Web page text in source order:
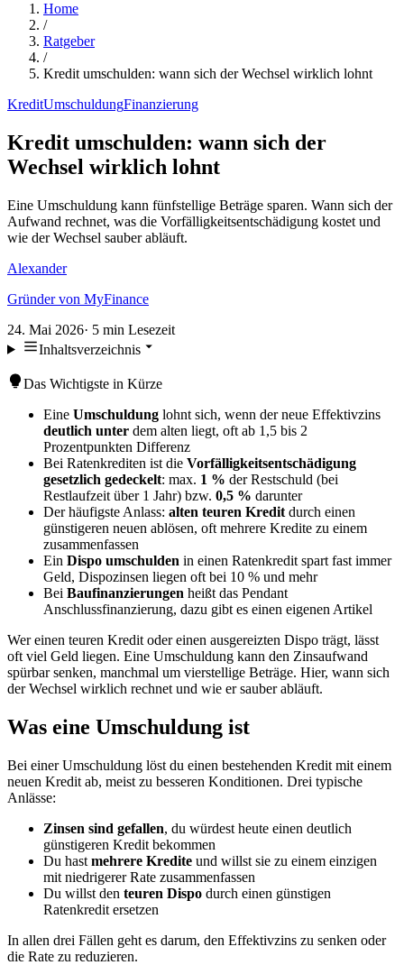
Home
/
Ratgeber
/
Kredit umschulden: wann sich der Wechsel wirklich lohnt
KreditUmschuldungFinanzierung
Kredit umschulden: wann sich der
Wechsel wirklich lohnt
Eine Umschuldung kann fünfstellige Beträge sparen. Wann sich der
Aufwand rechnet, was die Vorfälligkeitsentschädigung kostet und
wie der Wechsel sauber abläuft.
Alexander
Gründer von MyFinance
24. Mai 2026· 5 min Lesezeit
Inhaltsverzeichnis
Das Wichtigste in Kürze
Eine Umschuldung lohnt sich, wenn der neue Effektivzins
deutlich unter dem alten liegt, oft ab 1,5 bis 2
Prozentpunkten Differenz
Bei Ratenkrediten ist die Vorfälligkeitsentschädigung
gesetzlich gedeckelt: max. 1 % der Restschuld (bei
Restlaufzeit über 1 Jahr) bzw. 0,5 % darunter
Der häufigste Anlass: alten teuren Kredit durch einen
günstigeren neuen ablösen, oft mehrere Kredite zu einem
zusammenfassen
Ein Dispo umschulden in einen Ratenkredit spart fast immer
Geld, Dispozinsen liegen oft bei 10 % und mehr
Bei Baufinanzierungen heißt das Pendant
Anschlussfinanzierung, dazu gibt es einen eigenen Artikel
Wer einen teuren Kredit oder einen ausgereizten Dispo trägt, lässt
oft viel Geld liegen. Eine Umschuldung kann den Zinsaufwand
spürbar senken, manchmal um vierstellige Beträge. Hier, wann sich
der Wechsel wirklich rechnet und wie er sauber abläuft.
Was eine Umschuldung ist
Bei einer Umschuldung löst du einen bestehenden Kredit mit einem
neuen Kredit ab, meist zu besseren Konditionen. Drei typische
Anlässe:
Zinsen sind gefallen, du würdest heute einen deutlich
günstigeren Kredit bekommen
Du hast mehrere Kredite und willst sie zu einem einzigen
mit niedrigerer Rate zusammenfassen
Du willst den teuren Dispo durch einen günstigen
Ratenkredit ersetzen
In allen drei Fällen geht es darum, den Effektivzins zu senken oder
die Rate zu reduzieren.